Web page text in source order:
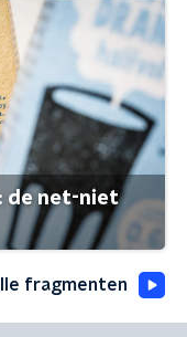
de net-niet
fragmenten